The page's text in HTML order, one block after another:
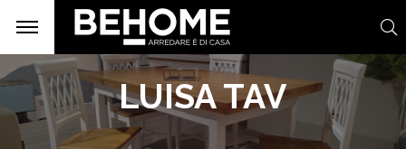
LUISA TAV